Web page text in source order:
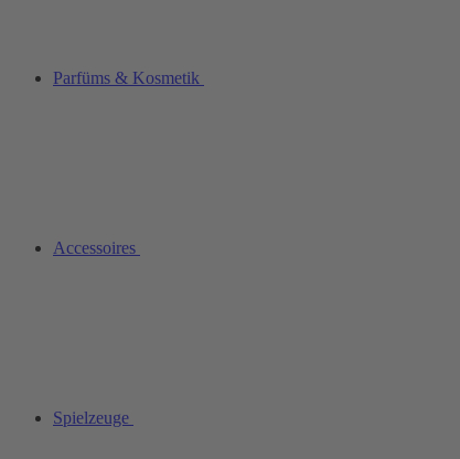
Parfüms & Kosmetik
Accessoires
Spielzeuge